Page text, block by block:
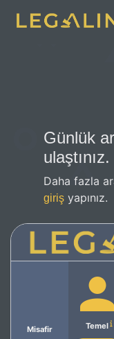
Günlük
ulaştınız.
Daha fazla
giriş yapınız.
Misafir Temel